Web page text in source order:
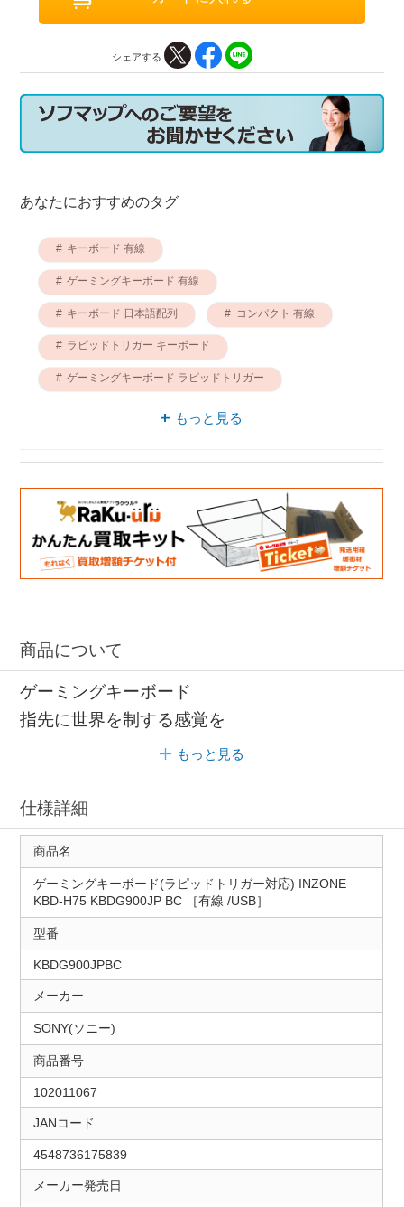
シェアする
あなたにおすすめのタグ
キーボード 有線
ゲーミングキーボード 有線
キーボード 日本語配列 コンパクト 有線
ラピッドトリガー キーボード
ゲーミングキーボード ラピッドトリガー
有線 日本語配列
もっと見る
商品について
ゲーミングキーボード
指先に世界を制する感覚を
もっと見る
仕様詳細
商品名
ゲーミングキーボード(ラピッドトリガー対応) INZONE
KBD-H75 KBDG900JP BC ［有線 /USB］
型番
KBDG900JPBC
メーカー
SONY(ソニー)
商品番号
102011067
JANコード
4548736175839
メーカー発売日